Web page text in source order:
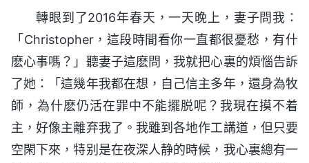
轉眼到了2016年春天，一天晚上，妻子問我：
「Christopher，這段時間看你一直都很憂愁，有什
麽心事嗎？」聽妻子這麽問，我就把心裏的煩惱告訴
了她：「這幾年我都在想，自己信主多年，還身為牧
師，為什麽仍活在罪中不能擺脱呢？我現在摸不着
主，好像主離弃我了。我雖到各地作工講道，但只要
空閑下來，特别是在夜深人静的時候，我心裏總有一